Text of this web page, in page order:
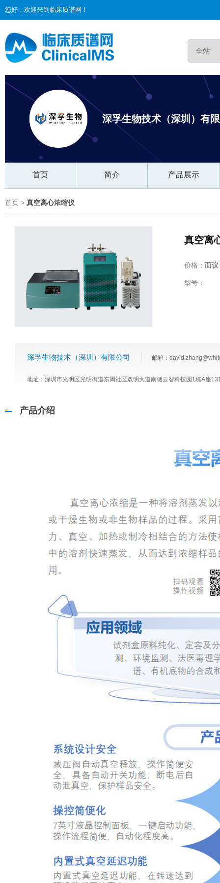
您好，欢迎来到临床质谱网！
深孚生物技术（深圳）有
首页 简介 产品展示
首页 > 真空离心浓缩仪
真空离
价格： 面议
型号：
深孚生物技术（深圳）有限公司 邮箱：
地址：深圳市光明区光明街道东周社区双明大道南侧云智科技园1栋A座
产品介绍